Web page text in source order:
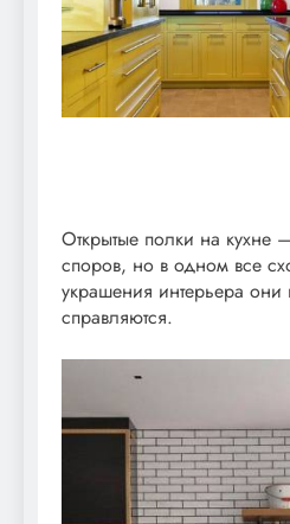
Открытые полки на кухне
споров, но в одном все
украшения интерьера они
справляются.